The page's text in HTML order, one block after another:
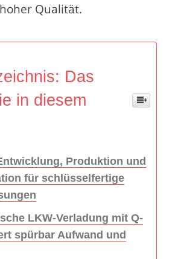
Qualität.
Das
in diesem
Produktion und
für schlüsselfertige
LKW-Verladung mit Q-
spürbar Aufwand und